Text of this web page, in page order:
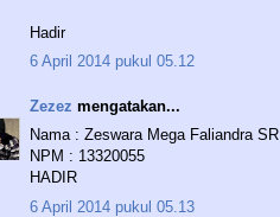
Hadir
6 April 2014 pukul 05.12
Zezez mengatakan...
Nama : Zeswara Mega Faliandra SR
NPM : 13320055
HADIR
6 April 2014 pukul 05.13